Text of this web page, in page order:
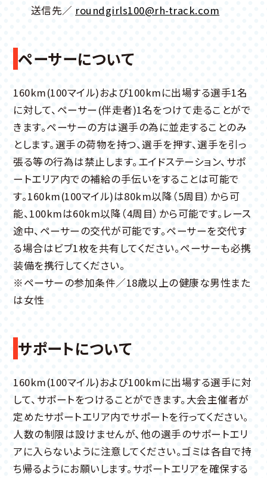
送信先／ roundgirls100@rh-track.com
ペーサーについて
160km(100マイル)および100kmに出場する選手1名
に対して、ペーサー(伴走者)1名をつけて走ることがで
きます。ペーサーの方は選手の為に並走することのみ
とします。選手の荷物を持つ、選手を押す、選手を引っ
張る等の行為は禁止します。エイドステーション、サポ
ートエリア内での補給の手伝いをすることは可能で
す。160km(100マイル)は80km以降（5周目）から可
能、100kmは60km以降（4周目）から可能です。レース
途中、ペーサーの交代が可能です。ペーサーを交代す
る場合はビブ1枚を共有してください。ペーサーも必携
装備を携行してください。
※ペーサーの参加条件／18歳以上の健康な男性また
は女性
サポートについて
160km(100マイル)および100kmに出場する選手に対
して、サポートをつけることができます。大会主催者が
定めたサポートエリア内でサポートを行ってください。
人数の制限は設けませんが、他の選手のサポートエリ
アに入らないように注意してください。ゴミは各自で持
ち帰るようにお願いします。サポートエリアを確保する